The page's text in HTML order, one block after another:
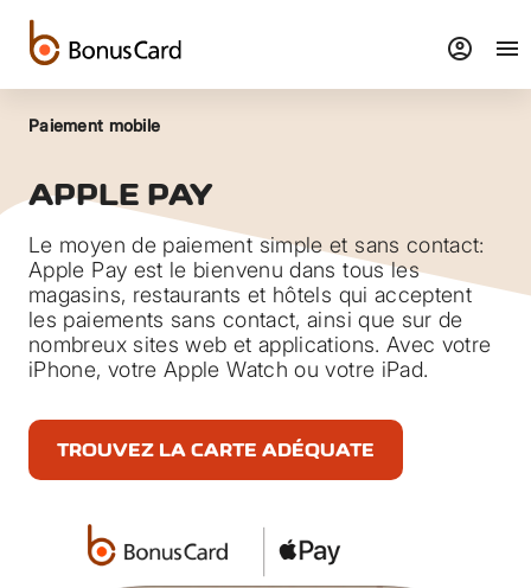
Paiement mobile
APPLE PAY
Le moyen de paiement simple et sans contact:
Apple Pay est le bienvenu dans tous les
magasins, restaurants et hôtels qui acceptent
les paiements sans contact, ainsi que sur de
nombreux sites web et applications. Avec votre
iPhone, votre Apple Watch ou votre iPad.
TROUVEZ LA CARTE ADÉQUATE
account_circle menu